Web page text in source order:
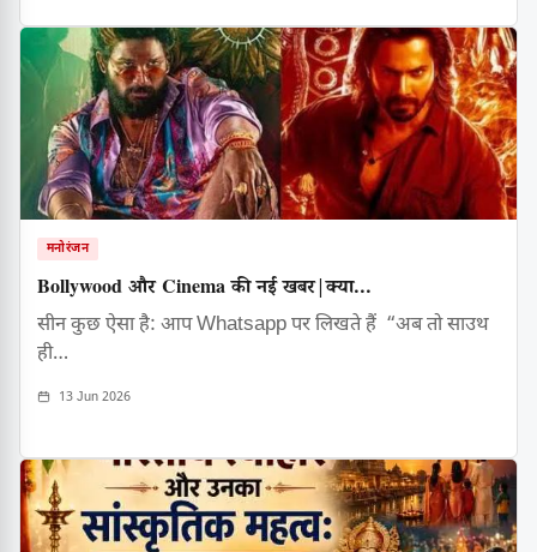
मनोरंजन
Bollywood और Cinema की नई खबर|क्या...
सीन कुछ ऐसा है: आप Whatsapp पर लिखते हैं “अब तो साउथ
ही…
13 Jun 2026